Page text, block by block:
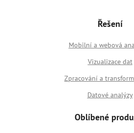
Řešení
Mobilní a webová
Vizualizace dat
Zpracování a
Datové analýzy
Oblíbené